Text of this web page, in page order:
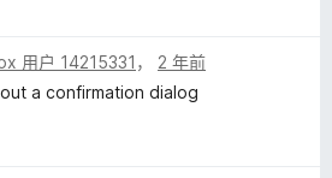
用户 14215331 ， 2 年前
a confirmation dialog